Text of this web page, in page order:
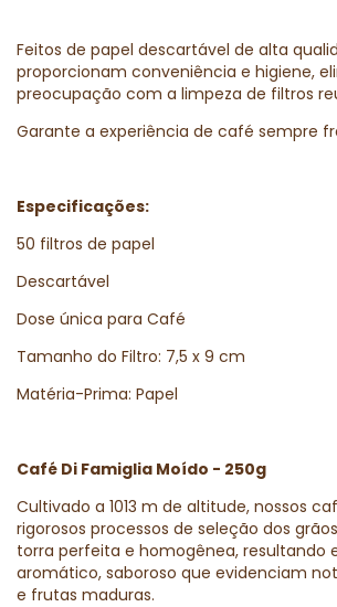
Feitos de papel descartável de alta
proporcionam conveniência e higiene,
preocupação com a limpeza de filtros
Garante a experiência de café sempre
Especificações:
50 filtros de papel
Descartável
Dose única para Café
Tamanho do Filtro: 7,5 x 9 cm
Matéria-Prima: Papel
Café Di Famiglia Moído - 250g
Cultivado a 1013 m de altitude, nossos
rigorosos processos de seleção dos
torra perfeita e homogênea, resultando
aromático, saboroso que evidenciam
e frutas maduras.